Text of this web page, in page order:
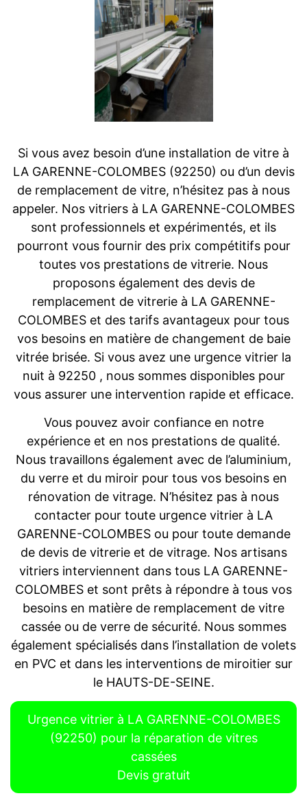
Si vous avez besoin d’une installation de vitre à
LA GARENNE-COLOMBES (92250) ou d’un devis
de remplacement de vitre, n’hésitez pas à nous
appeler. Nos vitriers à LA GARENNE-COLOMBES
sont professionnels et expérimentés, et ils
pourront vous fournir des prix compétitifs pour
toutes vos prestations de vitrerie. Nous
proposons également des devis de
remplacement de vitrerie à LA GARENNE-
COLOMBES et des tarifs avantageux pour tous
vos besoins en matière de changement de baie
vitrée brisée. Si vous avez une urgence vitrier la
nuit à 92250 , nous sommes disponibles pour
vous assurer une intervention rapide et efficace.
Vous pouvez avoir confiance en notre
expérience et en nos prestations de qualité.
Nous travaillons également avec de l’aluminium,
du verre et du miroir pour tous vos besoins en
rénovation de vitrage. N’hésitez pas à nous
contacter pour toute urgence vitrier à LA
GARENNE-COLOMBES ou pour toute demande
de devis de vitrerie et de vitrage. Nos artisans
vitriers interviennent dans tous LA GARENNE-
COLOMBES et sont prêts à répondre à tous vos
besoins en matière de remplacement de vitre
cassée ou de verre de sécurité. Nous sommes
également spécialisés dans l’installation de volets
en PVC et dans les interventions de miroitier sur
le HAUTS-DE-SEINE.
Urgence vitrier à LA GARENNE-COLOMBES
(92250) pour la réparation de vitres
cassées
Devis gratuit